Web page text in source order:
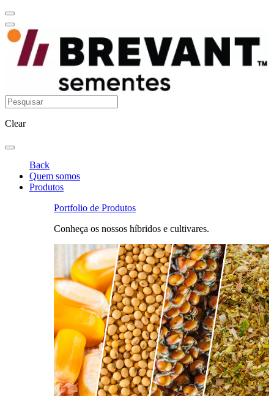
Clear
Back
Quem somos
Produtos
Portfolio de Produtos
Conheça os nossos híbridos e cultivares.